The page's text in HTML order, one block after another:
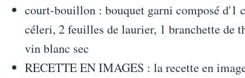
court-bouillon : bouquet garni composé d'1
céleri, 2 feuilles de laurier, 1 branchette de
vin blanc sec
RECETTE EN IMAGES : la recette en